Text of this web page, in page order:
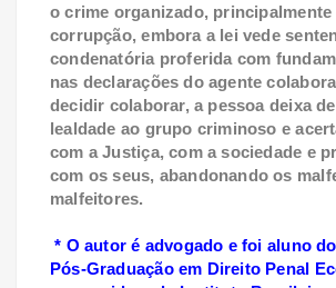
o crime organizado, principalmente
corrupção, embora a lei vede
condenatória proferida com
nas declarações do agente
decidir colaborar, a pessoa deixa
lealdade ao grupo criminoso e
com a Justiça, com a sociedade e
com os seus, abandonando os
malfeitores.
* O autor é advogado e foi aluno
Pós-Graduação em Direito Penal